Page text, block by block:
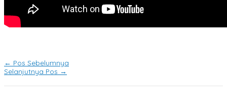
← Pos Sebelumnya
Selanjutnya Pos →